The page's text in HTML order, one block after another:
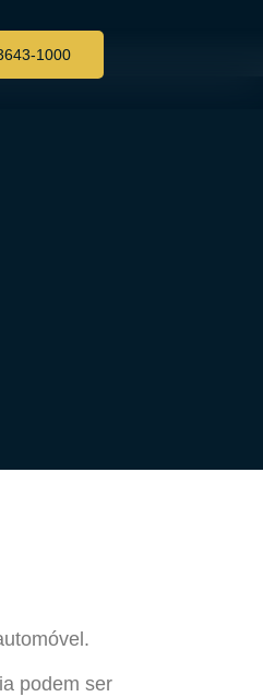
1000
podem ser